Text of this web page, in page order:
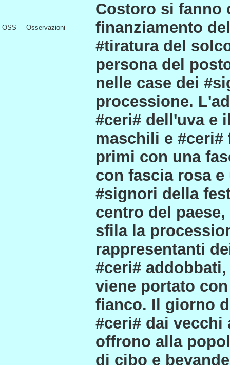
OSS Osservazioni
Costoro si fanno
finanziamento
#tiratura del
persona del
nelle case dei
processione.
#ceri# dell'uva e
maschili e
primi con una
con fascia rosa
#signori della
centro del
sfila la
rappresentanti
#ceri#
viene portato
fianco. Il giorno
#ceri# dai
offrono alla
di cibo e